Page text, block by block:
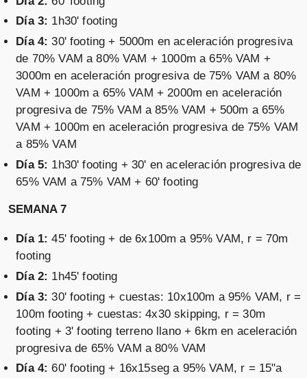
Día 3: 1h30' footing
Día 4: 30' footing + 5000m en aceleración progresiva
de 70% VAM a 80% VAM + 1000m a 65% VAM +
3000m en aceleración progresiva de 75% VAM a 80%
VAM + 1000m a 65% VAM + 2000m en aceleración
progresiva de 75% VAM a 85% VAM + 500m a 65%
VAM + 1000m en aceleración progresiva de 75% VAM
a 85% VAM
Día 5: 1h30' footing + 30' en aceleración progresiva de
65% VAM a 75% VAM + 60' footing
SEMANA 7
Día 1: 45' footing + de 6x100m a 95% VAM, r = 70m
footing
Día 2: 1h45' footing
Día 3: 30' footing + cuestas: 10x100m a 95% VAM, r =
100m footing + cuestas: 4x30 skipping, r = 30m
footing + 3' footing terreno llano + 6km en aceleración
progresiva de 65% VAM a 80% VAM
Día 4: 60' footing + 16x15seg a 95% VAM, r = 15"a